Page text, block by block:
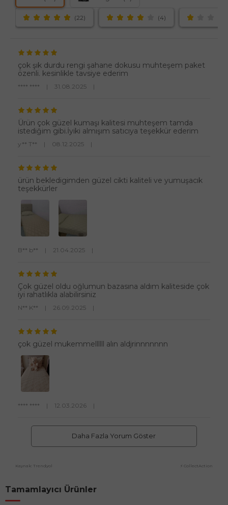
(22) (4)
çok şık durdu rengi şahane dokusu muhteşem paket
özenli. kesinlikle tavsiye ederim
**** **** | 31.08.2025 |
Ürün çok güzel kumaşı kalitesi muhteşem tamda
istediğim gibi.İyiki almışım satıcıya teşekkür ederim
y** T** | 08.12.2025 |
ürün bekledigimden güzel cikti kaliteli ve yumuşacık
teşekkürler
B** b** | 21.04.2025 |
Çok güzel oldu oğlumun bazasına aldım kaliteside çok
iyi rahatlıkla alabilirsiniz
N** K** | 26.09.2025 |
çok güzel mukemmellllll alın aldjrinnnnnnn
**** **** | 12.03.2026 |
Daha Fazla Yorum Göster
Kaynak: Trendyol ⚡ CollectAction
Tamamlayıcı Ürünler